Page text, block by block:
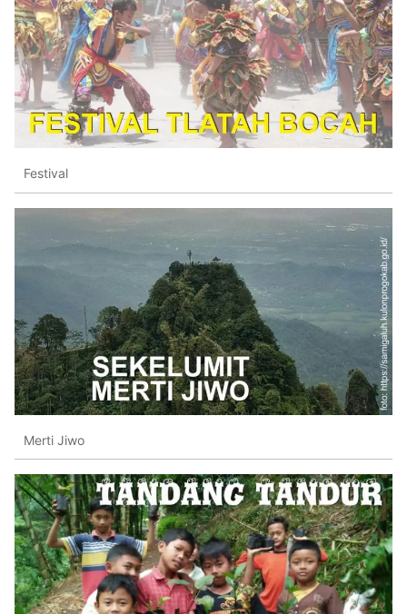
Festival
Merti Jiwo